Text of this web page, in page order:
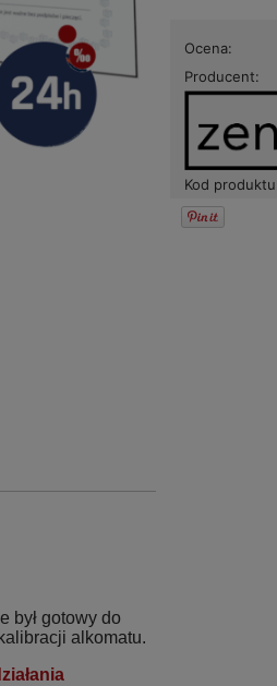
Ocena:
Producent:
Kod
był gotowy do
alkomatu.